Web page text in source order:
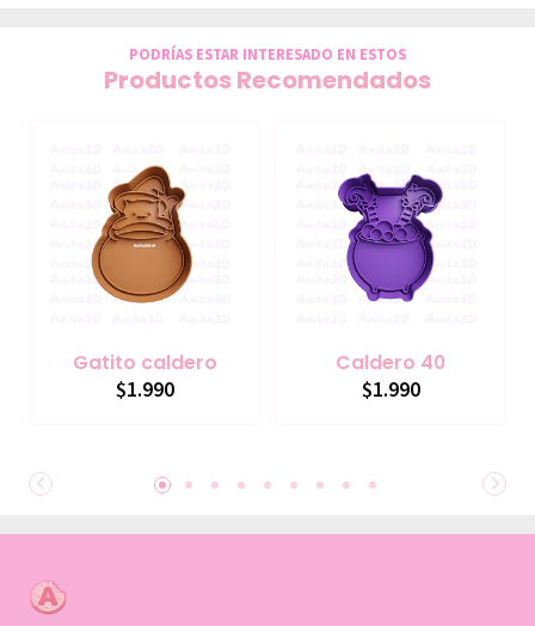
PODRÍAS ESTAR INTERESADO EN ESTOS
Productos Recomendados
Gatito caldero
$1.990
Caldero 40
$1.990